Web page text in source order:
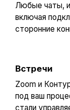
Любые чаты,
включая
сторонние
Встречи
Zoom и
под ваш
стали